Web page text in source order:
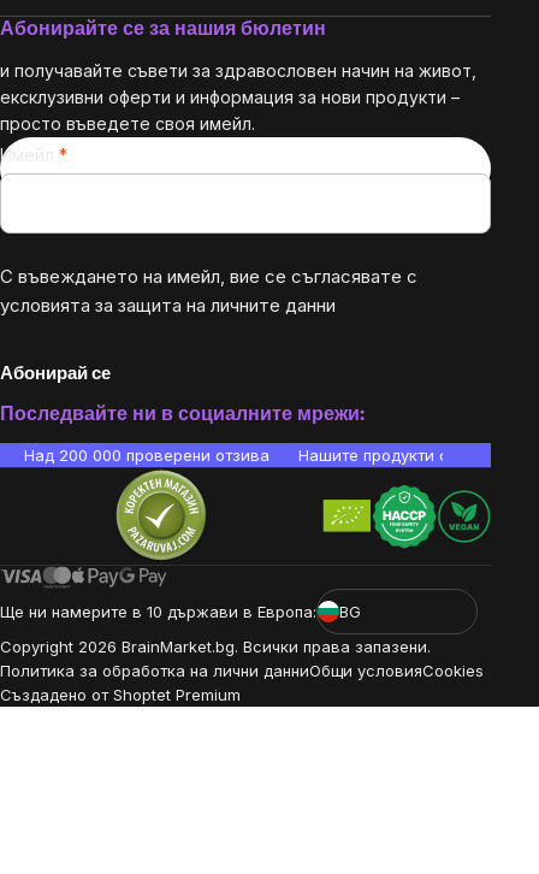
Абонирайте се за нашия бюлетин
и получавайте съвети за здравословен начин на живот,
ексклузивни оферти и информация за нови продукти –
просто въведете своя имейл.
Имейл
С въвеждането на имейл, вие се съгласявате с
условията за защита на личните данни
Абонирай се
Последвайте ни в социалните мрежи:
Над 200 000 проверени отзива Нашите продукти са
Ще ни намерите в 10 държави в Европа:
BG
Copyright 2026 BrainMarket.bg. Всички права запазени.
Политика за обработка на лични данниОбщи условияCookies
Създадено от Shoptet Premium